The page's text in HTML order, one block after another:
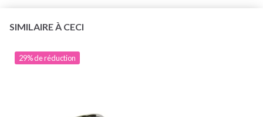
SIMILAIRE À CECI
29% de réduction